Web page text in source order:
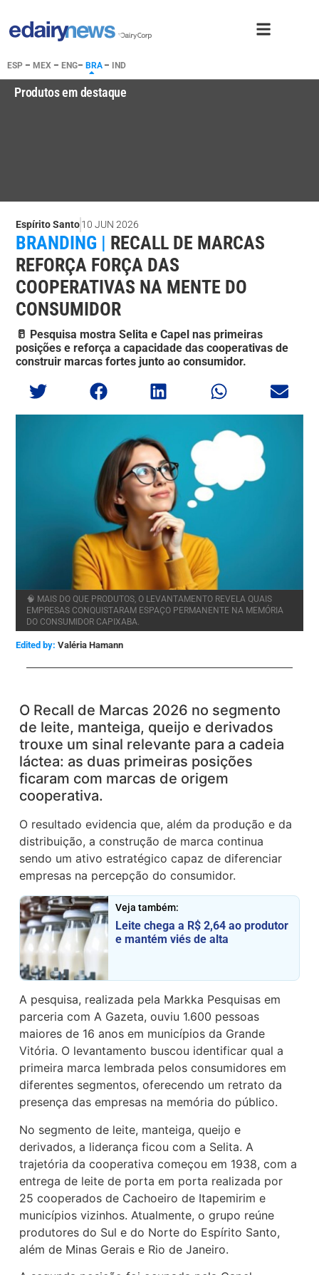
ESP – MEX – ENG– BRA– IND
Produtos em destaque
Espírito Santo10 JUN 2026
BRANDING | RECALL DE MARCAS
REFORÇA FORÇA DAS
COOPERATIVAS NA MENTE DO
CONSUMIDOR
🥛 Pesquisa mostra Selita e Capel nas primeiras
posições e reforça a capacidade das cooperativas de
construir marcas fortes junto ao consumidor.
🧠 MAIS DO QUE PRODUTOS, O LEVANTAMENTO REVELA QUAIS
EMPRESAS CONQUISTARAM ESPAÇO PERMANENTE NA MEMÓRIA
DO CONSUMIDOR CAPIXABA.
Edited by: Valéria Hamann
O Recall de Marcas 2026 no segmento
de leite, manteiga, queijo e derivados
trouxe um sinal relevante para a cadeia
láctea: as duas primeiras posições
ficaram com marcas de origem
cooperativa.
O resultado evidencia que, além da produção e da
distribuição, a construção de marca continua
sendo um ativo estratégico capaz de diferenciar
empresas na percepção do consumidor.
Veja também:
Leite chega a R$ 2,64 ao produtor
e mantém viés de alta
A pesquisa, realizada pela Markka Pesquisas em
parceria com A Gazeta, ouviu 1.600 pessoas
maiores de 16 anos em municípios da Grande
Vitória. O levantamento buscou identificar qual a
primeira marca lembrada pelos consumidores em
diferentes segmentos, oferecendo um retrato da
presença das empresas na memória do público.
No segmento de leite, manteiga, queijo e
derivados, a liderança ficou com a Selita. A
trajetória da cooperativa começou em 1938, com a
entrega de leite de porta em porta realizada por
25 cooperados de Cachoeiro de Itapemirim e
municípios vizinhos. Atualmente, o grupo reúne
produtores do Sul e do Norte do Espírito Santo,
além de Minas Gerais e Rio de Janeiro.